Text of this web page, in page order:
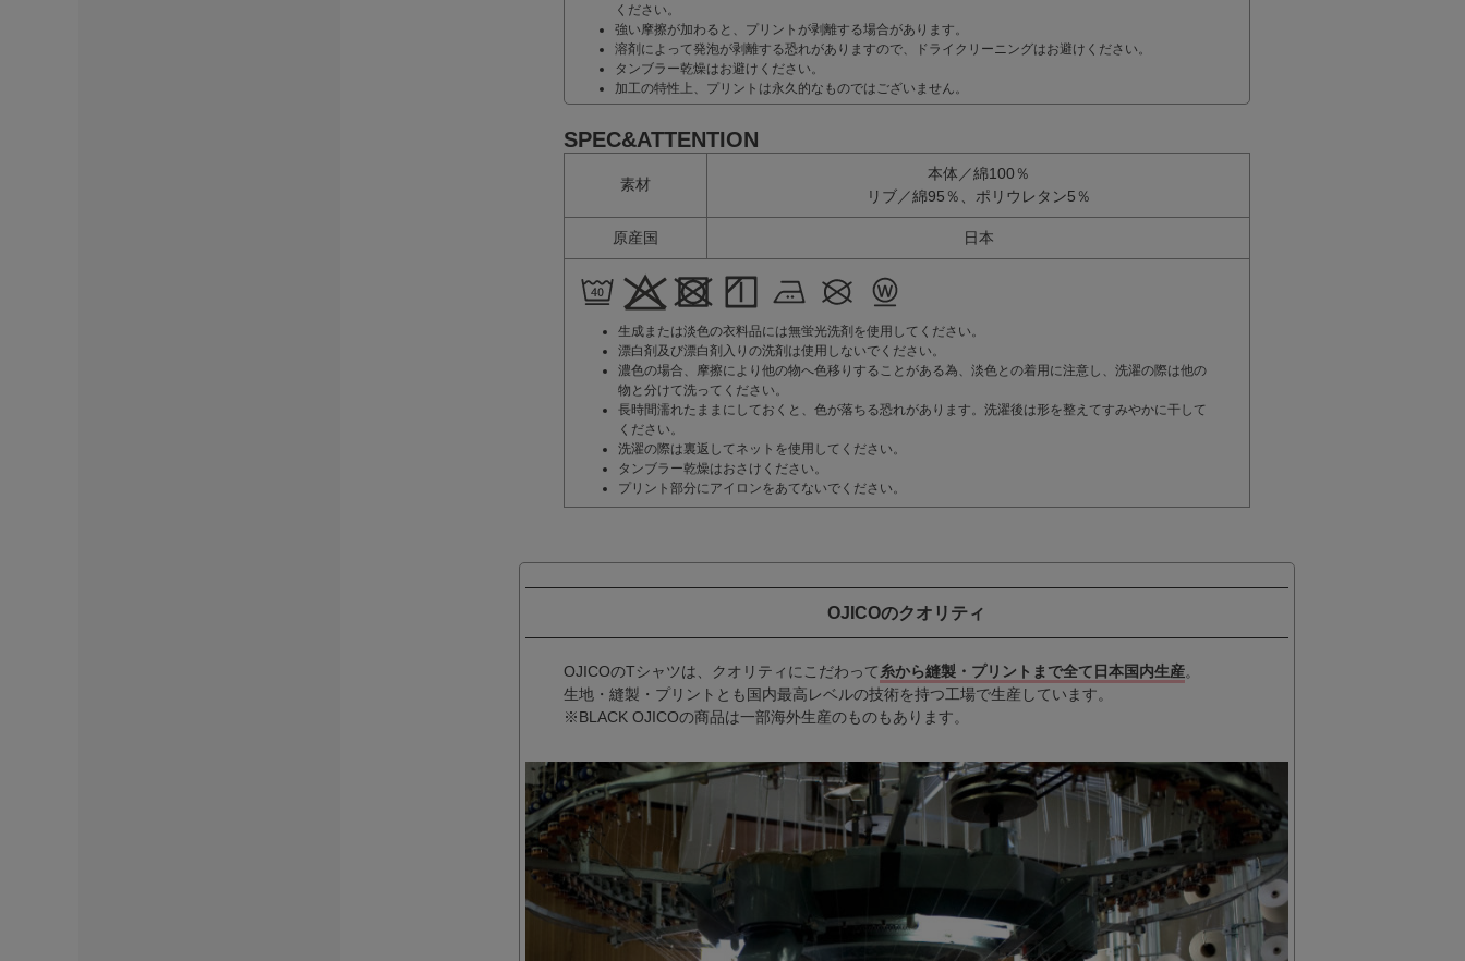
ください。
強い摩擦が加わると、プリントが剥離する場合があります。
溶剤によって発泡が剥離する恐れがありますので、ドライクリーニングはお避けください。
タンブラー乾燥はお避けください。
加工の特性上、プリントは永久的なものではございません。
SPEC&ATTENTION
素材
本体／綿100％
リブ／綿95％、ポリウレタン5％
原産国 日本
生成または淡色の衣料品には無蛍光洗剤を使用してください。
漂白剤及び漂白剤入りの洗剤は使用しないでください。
濃色の場合、摩擦により他の物へ色移りすることがある為、淡色との着用に注意し、洗濯の際は他の
物と分けて洗ってください。
長時間濡れたままにしておくと、色が落ちる恐れがあります。洗濯後は形を整えてすみやかに干して
ください。
洗濯の際は裏返してネットを使用してください。
タンブラー乾燥はおさけください。
プリント部分にアイロンをあてないでください。
OJICOのクオリティ
OJICOのTシャツは、クオリティにこだわって 糸から縫製・プリントまで全て日本国内生産。
生地・縫製・プリントとも国内最高レベルの技術を持つ工場で生産しています。
※BLACK OJICOの商品は一部海外生産のものもあります。